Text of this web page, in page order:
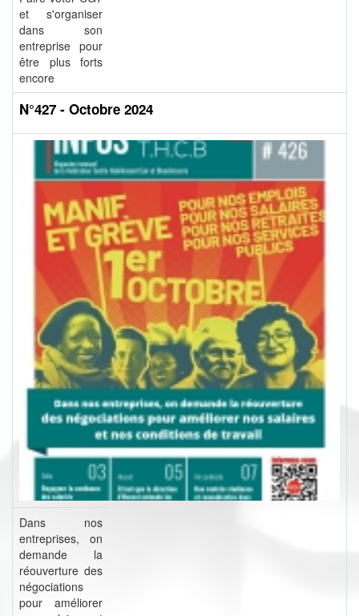
et s'organiser
dans son
entreprise pour
être plus forts
encore
N°427 - Octobre 2024
Dans nos
entreprises, on
demande la
réouverture des
négociations
pour améliorer